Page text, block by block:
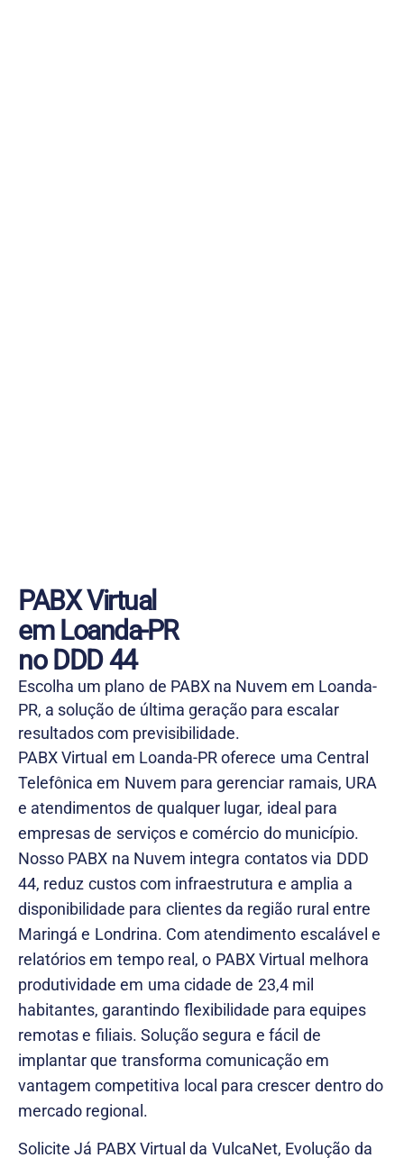
PABX Virtual
em Loanda-PR
no DDD 44
Escolha um plano de PABX na Nuvem em Loanda-
PR, a solução de última geração para escalar
resultados com previsibilidade.
PABX Virtual em Loanda-PR oferece uma Central
Telefônica em Nuvem para gerenciar ramais, URA
e atendimentos de qualquer lugar, ideal para
empresas de serviços e comércio do município.
Nosso PABX na Nuvem integra contatos via DDD
44, reduz custos com infraestrutura e amplia a
disponibilidade para clientes da região rural entre
Maringá e Londrina. Com atendimento escalável e
relatórios em tempo real, o PABX Virtual melhora
produtividade em uma cidade de 23,4 mil
habitantes, garantindo flexibilidade para equipes
remotas e filiais. Solução segura e fácil de
implantar que transforma comunicação em
vantagem competitiva local para crescer dentro do
mercado regional.
Solicite Já PABX Virtual da VulcaNet, Evolução da